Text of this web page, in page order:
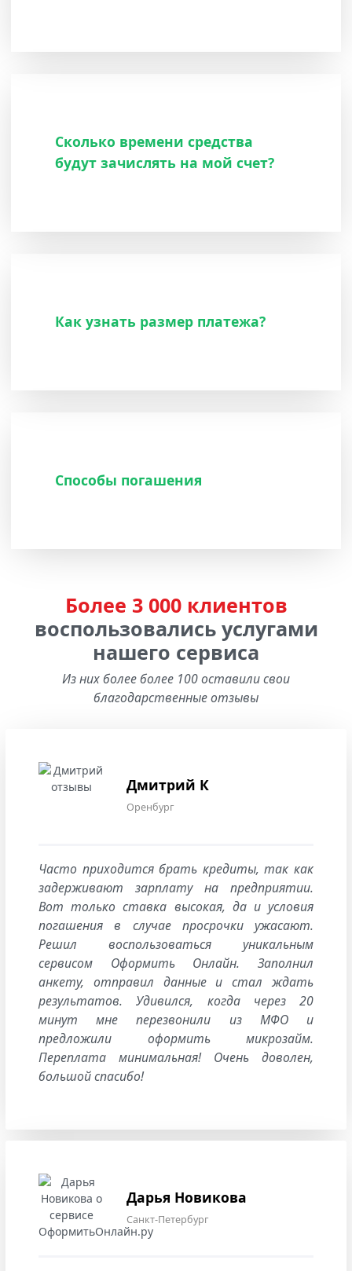
Сколько времени средства
будут зачислять на мой счет?
Как узнать размер платежа?
Способы погашения
Более 3 000 клиентов
воспользовались услугами
нашего сервиса
Из них более более 100 оставили свои
благодарственные отзывы
Дмитрий К
Оренбург
Часто приходится брать кредиты, так как
задерживают зарплату на предприятии.
Вот только ставка высокая, да и условия
погашения в случае просрочки ужасают.
Решил воспользоваться уникальным
сервисом Оформить Онлайн. Заполнил
анкету, отправил данные и стал ждать
результатов. Удивился, когда через 20
минут мне перезвонили из МФО и
предложили оформить микрозайм.
Переплата минимальная! Очень доволен,
большой спасибо!
Дарья Новикова
Санкт-Петербург